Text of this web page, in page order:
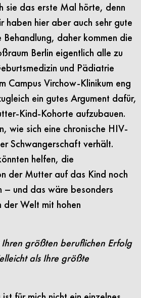
sie das erste Mal hörte, denn
haben hier aber auch sehr gute
Behandlung, daher kommen die
Berlin eigentlich alle zu
und Pädiatrie
Campus Virchow-Klinikum eng
ein gutes Argument dafür,
Kind-Kohorte aufzubauen.
wie sich eine chronische HIV-
Schwangerschaft verhält.
helfen, die
der Mutter auf das Kind noch
– und das wäre besonders
der Welt mit hohen
größten beruflichen Erfolg
als Ihre größte